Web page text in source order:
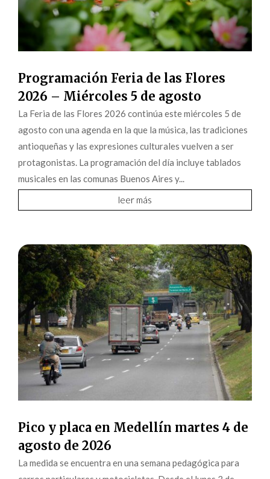
Programación Feria de las Flores
2026 – Miércoles 5 de agosto
La Feria de las Flores 2026 continúa este miércoles 5 de
agosto con una agenda en la que la música, las tradiciones
antioqueñas y las expresiones culturales vuelven a ser
protagonistas. La programación del día incluye tablados
musicales en las comunas Buenos Aires y...
leer más
Pico y placa en Medellín martes 4 de
agosto de 2026
La medida se encuentra en una semana pedagógica para